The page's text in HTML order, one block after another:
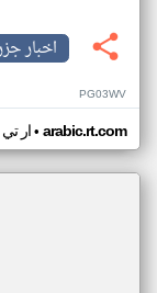
اخبار
PG03WV
ار• arabic.rt.com